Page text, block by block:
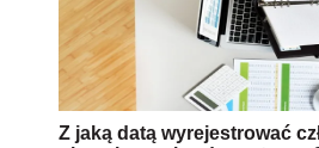
Z jaką datą wyrejestrować